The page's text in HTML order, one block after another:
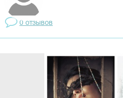
0 отзывов